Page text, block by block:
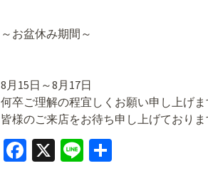
～お盆休み期間～
8月15日～8月17日
何卒ご理解の程宜しくお願い申し上げま
皆様のご来店をお待ち申し上げておりま
Fa X
Li